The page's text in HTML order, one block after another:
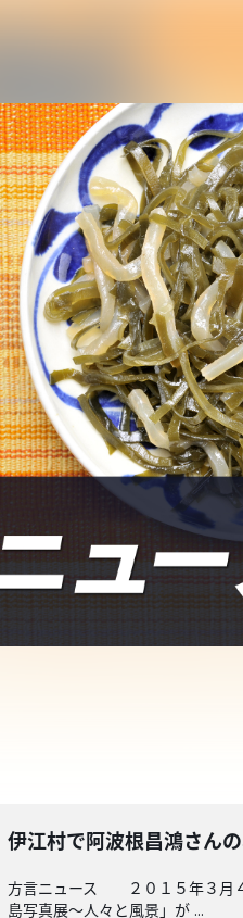
伊江村で阿波根昌鴻さん
方言ニュース ２０１５年３月４
島写真展～人々と風景」が ...